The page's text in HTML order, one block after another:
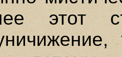
этот